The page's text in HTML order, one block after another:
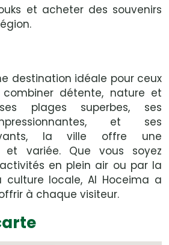
et acheter des souvenirs
destination idéale pour ceux
détente, nature et
plages superbes, ses
et ses
la ville offre une
et variée. Que vous soyez
en plein air ou par la
locale, Al Hoceima a
à chaque visiteur.